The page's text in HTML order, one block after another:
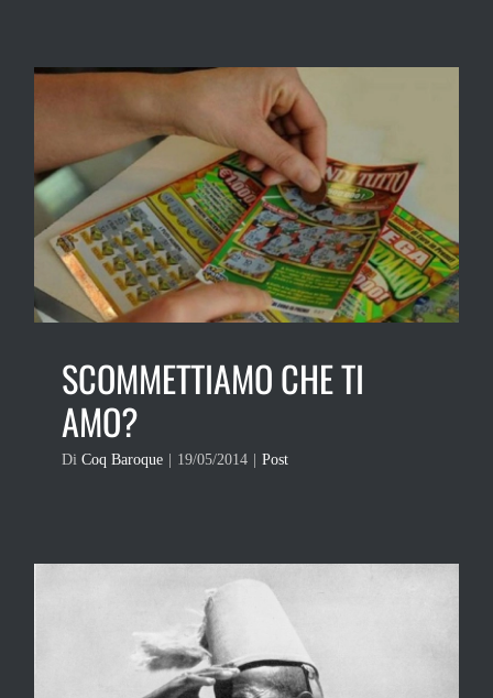
SCOMMETTIAMO CHE TI
AMO?
Di Coq Baroque | 19/05/2014 | Post